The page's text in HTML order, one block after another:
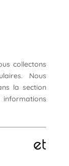
collectons
Nous
la section
et